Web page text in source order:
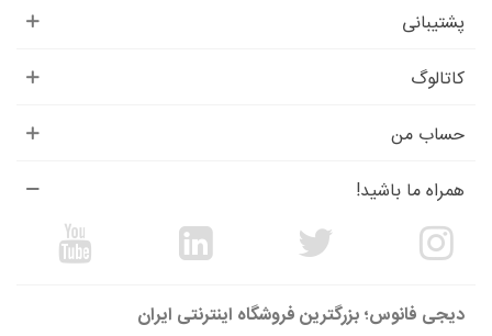
پشتیبانی
کاتالوگ
حساب من
همراه ما باشید!
دیجی فانوس؛ بزرگترین فروشگاه اینترنتی ایران